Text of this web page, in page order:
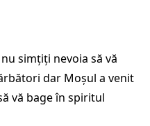
simțiți nevoia să vă
dar Moșul a venit
vă bage în spiritul